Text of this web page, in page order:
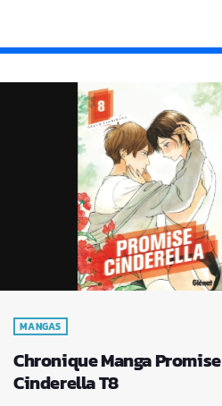
MANGAS
Chronique Manga Promise
Cinderella T8